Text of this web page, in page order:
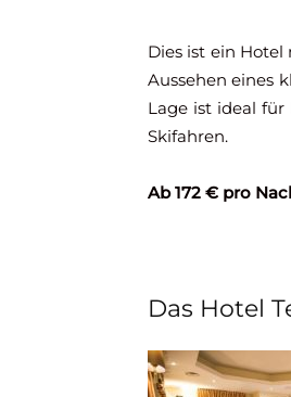
Dies ist ein
Aussehen eines
Lage ist ideal für
Skifahren.
Ab 172 € pro
Das Hotel